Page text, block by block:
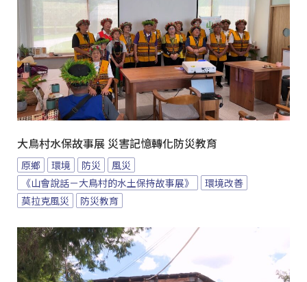
大鳥村水保故事展 災害記憶轉化防災教育
原鄉 環境 防災
風災
《山會說話－大鳥村的水土保持故事展》
環境改善
莫拉克風災
防災教育